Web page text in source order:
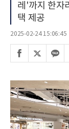
레'까지 한자
택 제공
2025-02-24 15:06:45